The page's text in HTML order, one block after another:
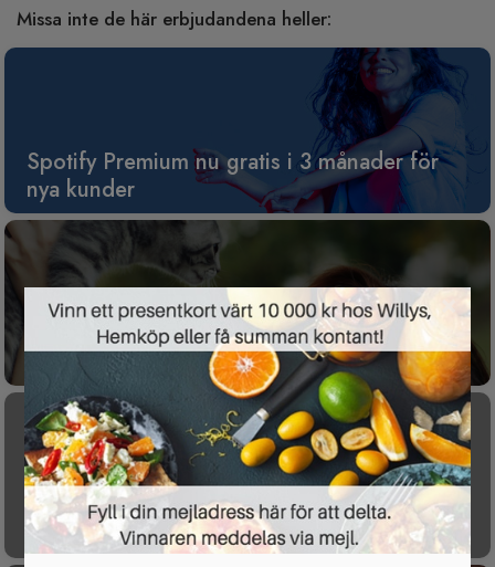
Missa inte de här erbjudandena heller:
Spotify Premium nu gratis i 3 månader för
nya kunder
Gratis tävling för dig som har husdjur
Få koll på din ekonomi med gratisappen
P.F.C.